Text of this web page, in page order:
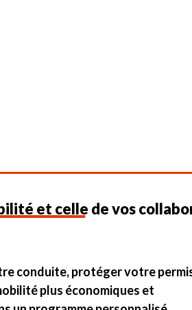
et celle de vos
conduite, protéger votre
plus économiques et